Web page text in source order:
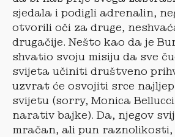
sjedala i podigli adrenalin,
otvorili oči za druge,
drugačije. Nešto kao da je
shvatio svoju misiju da sve
svijeta učiniti društveno
uzvrat će osvojiti srce
svijetu (sorry, Monica
narativ bajke). Da, njegov
mračan, ali pun raznolikosti,